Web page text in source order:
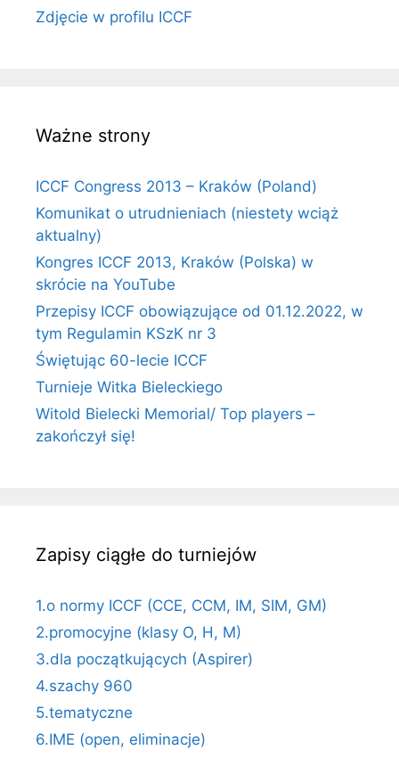
Zdjęcie w profilu ICCF
Ważne strony
ICCF Congress 2013 – Kraków (Poland)
Komunikat o utrudnieniach (niestety wciąż
aktualny)
Kongres ICCF 2013, Kraków (Polska) w
skrócie na YouTube
Przepisy ICCF obowiązujące od 01.12.2022, w
tym Regulamin KSzK nr 3
Świętując 60-lecie ICCF
Turnieje Witka Bieleckiego
Witold Bielecki Memorial/ Top players –
zakończył się!
Zapisy ciągłe do turniejów
1.o normy ICCF (CCE, CCM, IM, SIM, GM)
2.promocyjne (klasy O, H, M)
3.dla początkujących (Aspirer)
4.szachy 960
5.tematyczne
6.IME (open, eliminacje)